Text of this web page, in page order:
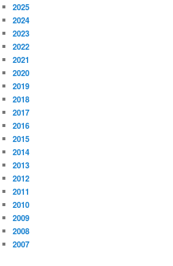
2025
2024
2023
2022
2021
2020
2019
2018
2017
2016
2015
2014
2013
2012
2011
2010
2009
2008
2007